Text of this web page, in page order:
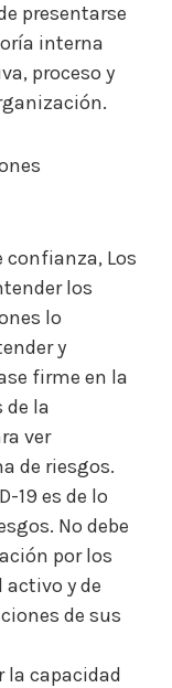
presentarse
interna
proceso y
confianza, Los
los
lo
y
firme en la
de la
ver
de riesgos.
19 es de lo
No debe
por los
activo y de
de sus
la capacidad